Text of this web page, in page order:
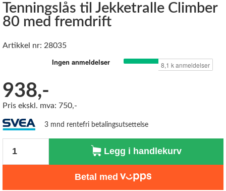
Tenningslås til Jekketralle Climber
80 med fremdrift
Artikkel nr: 28035
938,-
Pris ekskl. mva: 750,-
3 mnd rentefri betalingsutsettelse
Legg i handlekurv
Betal med